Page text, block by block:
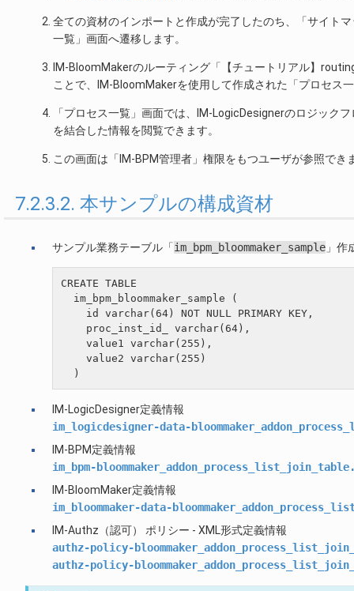
全ての資材のインポートと作成が完了したのち、「サイ
一覧」画面へ遷移します。
IM-BloomMakerのルーティング「【チュートリアル】
ことで、IM-BloomMakerを使用して作成された「プロセス
「プロセス一覧」画面では、IM-LogicDesignerのロジック
を結合した情報を閲覧できます。
この画面は「IM-BPM管理者」権限をもつユーザが参照でき
7.2.3.2. 本サンプルの構成資材
サンプル業務テーブル「im_bpm_bloommaker_sample」作
CREATE TABLE
  im_bpm_bloommaker_sample (
    id varchar(64) NOT NULL PRIMARY KEY,
    proc_inst_id_ varchar(64),
    value1 varchar(255),
    value2 varchar(255)
IM-LogicDesigner定義情報
im_logicdesigner-data-
IM-BPM定義情報
im_bpm-
IM-BloomMaker定義情報
im_bloommaker-data-
IM-Authz（認可） ポリシー - XML形式定義情報
authz-policy-
authz-policy-